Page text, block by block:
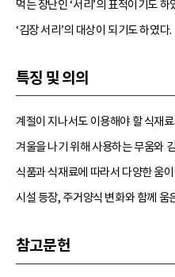
먹는 장난인 ‘서리’의 표적이기도
‘김장 서리’의 대상이 되기도 하였다.
특징 및 의의
계절이 지나서도 이용해야 할 식재
겨울을 나기 위해 사용하는 무움와
식품과 식재료에 따라서 다양한 움
시설 등장, 주거양식 변화와 함께 움
참고문헌